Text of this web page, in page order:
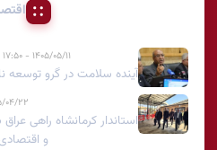
۱۴۰۵/۰۵/۱۱ - ۱۷:۵۰
آینده سلامت در گرو توسعه
۱۴۰۵/۰۴/۲۲
استاندار کرمانشاه راهی
و